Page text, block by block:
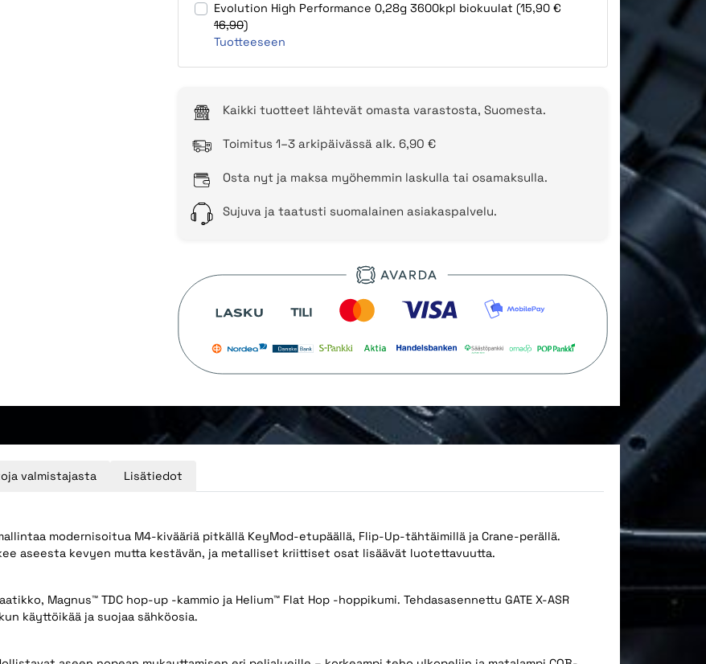
Evolution High Performance 0,28g 3600kpl biokuulat (15,90 €
16,90)
Tuotteeseen
Kaikki tuotteet lähtevät omasta varastosta, Suomesta.
Toimitus 1–3 arkipäivässä alk. 6,90 €
Osta nyt ja maksa myöhemmin laskulla tai osamaksulla.
Sujuva ja taatusti suomalainen asiakaspalvelu.
valmistajasta Lisätiedot
mallintaa modernisoitua M4-kivääriä pitkällä KeyMod-etupäällä, Flip-Up-tähtäimillä ja Crane-perällä.
aseesta kevyen mutta kestävän, ja metalliset kriittiset osat lisäävät luotettavuutta.
Magnus™ TDC hop-up -kammio ja Helium™ Flat Hop -hoppikumi. Tehdasasennettu GATE X-ASR
käyttöikää ja suojaa sähköosia.